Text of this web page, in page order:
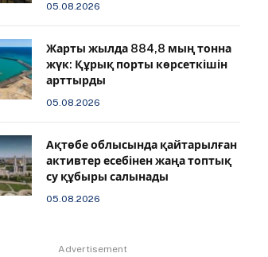
05.08.2026
Жарты жылда 884,8 мың тонна
жүк: Құрық порты көрсеткішін
арттырды
05.08.2026
Ақтөбе облысында қайтарылған
активтер есебінен жаңа топтық
су құбыры салынады
05.08.2026
Advertisement